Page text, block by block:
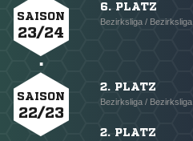
SAISON
23/24
6. PLATZ
Bezirksliga / Bezirksliga
SAISON
22/23
2. PLATZ
Bezirksliga / Bezirksliga
2. PLATZ